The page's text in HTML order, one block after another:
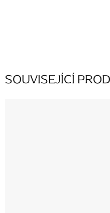
SOUVISEJÍCÍ